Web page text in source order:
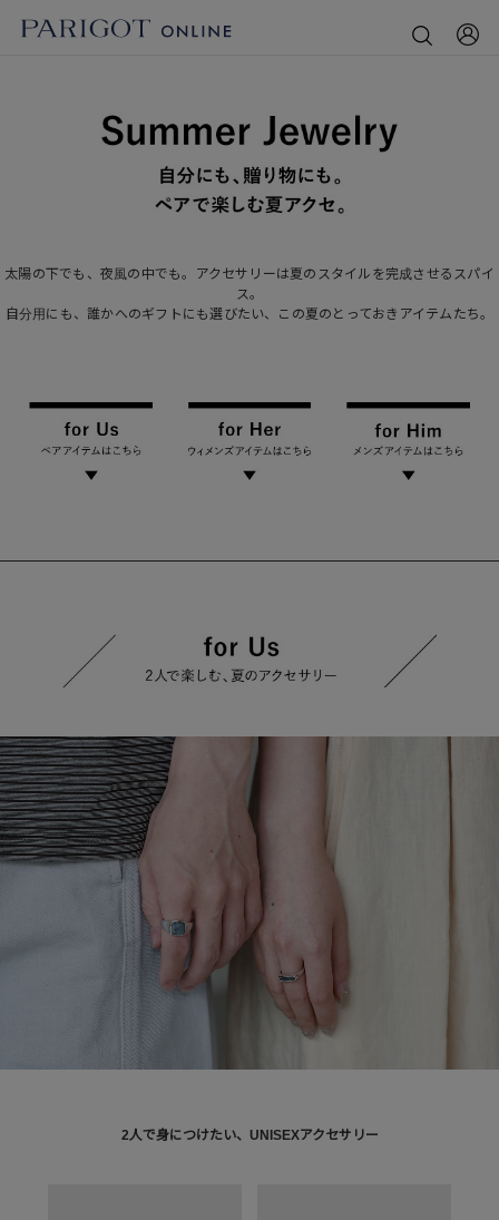
太陽の下でも、夜風の中でも。アクセサリーは夏のスタイルを完成させるスパイ
ス。
自分用にも、誰かへのギフトにも選びたい、この夏のとっておきアイテムたち。
2人で身につけたい、UNISEXアクセサリー